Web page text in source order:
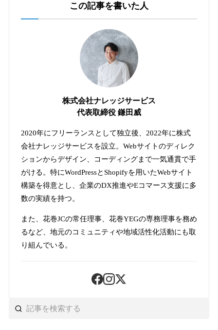
この記事を書いた人
株式会社ナレッジサービス
代表取締役 鎌田威
2020年にフリーランスとして独立後、2022年に株式
会社ナレッジサービスを設立。Webサイトのディレク
ションからデザイン、コーディングまで一気通貫で手
がける。特にWordPressとShopifyを用いたWebサイト
構築を得意とし、企業のDX推進やEコマース支援に多
数の実績を持つ。
また、花巻JCの常任理事、花巻YEGの専務理事を務め
るなど、地元のコミュニティや地域活性化活動にも取
り組んでいる。